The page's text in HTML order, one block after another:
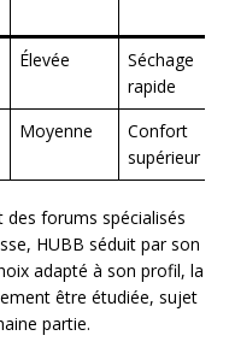
Élevée
Séchage
rapide
Moyenne
Confort
supérieur
des forums spécialisés
HUBB séduit par son
adapté à son profil, la
être étudiée, sujet
partie.